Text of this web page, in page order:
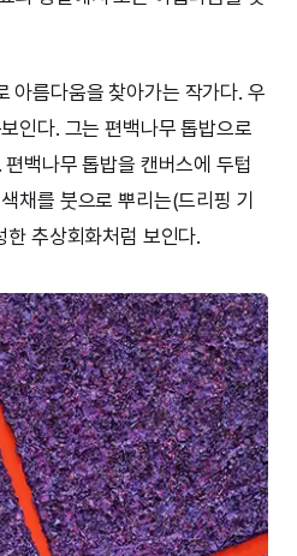
아름다움을 찾아가는 작가다. 우
인다. 그는 편백나무 톱밥으로
백나무 톱밥을 캔버스에 두텁
채를 붓으로 뿌리는(드리핑 기
추상회화처럼 보인다.